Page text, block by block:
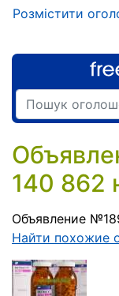
Розмістити
140 862
Объявление
Найти похожие